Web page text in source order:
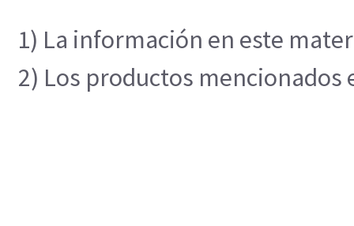
1) La información en este
2) Los productos